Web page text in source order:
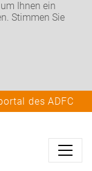
Ihnen ein
Stimmen Sie
des ADFC